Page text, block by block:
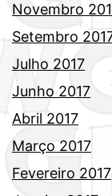
Novembro
Setembro
Julho 2017
Junho 2017
Abril 2017
Março 2017
Fevereiro 2017